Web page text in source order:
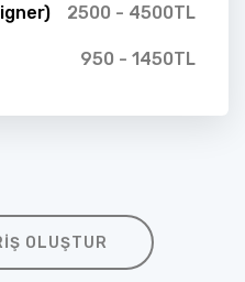
2500 - 4500TL
950 - 1450TL
OLUŞTUR